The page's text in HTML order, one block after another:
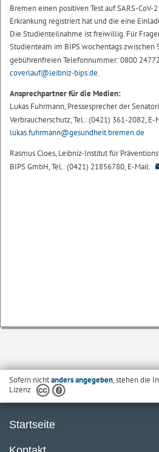
Bremen einen positiven Test auf SARS-CoV-
Erkrankung registriert hat und die eine
Die Studienteilnahme ist freiwillig. Für
Studienteam im BIPS wochentags zwischen
gebührenfreien Telefonnummer: 0800
coverlauf@leibniz-bips.de.
Ansprechpartner für die Medien:
Lukas Fuhrmann, Pressesprecher der
Verbraucherschutz, Tel.: (0421) 361-2082, E-
lukas.fuhrmann@gesundheit.bremen.de
Rasmus Cloes, Leibniz-Institut für
BIPS GmbH, Tel.: (0421) 21856780, E-Mail:
Sofern nichtanders angegeben, stehen die
Lizenz
Startseite